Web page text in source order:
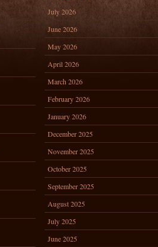
July 2026
June 2026
May 2026
April 2026
March 2026
February 2026
January 2026
December 2025
November 2025
October 2025
September 2025
August 2025
July 2025
June 2025